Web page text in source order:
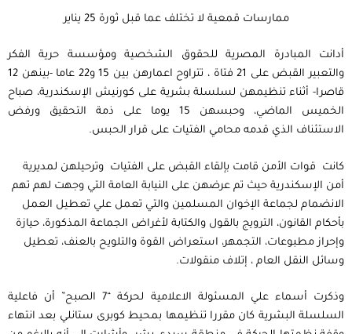
ممارسات قمعية لا تختلف عما قبل ثورة 25 يناير
أدانت المبادرة المصرية للحقوق الشخصية ومؤسسة حرية الفكر
والتعبير القبض على 21 فتاة ، تتراوح اعمارهن بين 15 و22 عاما -بينهن 12
قاصرا- أثناء تنظيمهن لسلسلة بشرية على كورنيش الإسكندرية، صباح
الخميس الماضي، وحبسهن 15 يوما على ذمة التحقيق ورفض
الاستئناف الذي قدمه محامي الفتيات على قرار الحبس.
كانت قوات الأمن قامت بإلقاء القبض على الفتيات وترحيلهن لمديرية
أمن الإسكندرية حيث تم عرضهن على النيابة العامة التي وجهت لهم تهم
الانضمام لجماعة الإخوان المسلمين والتي تعمل علي تعطيل العمل
بأحكام القانون، الترويج بالقول والكتابة لأغراض الجماعة المذكورة، حيازة
وإحراز مطبوعات، التجمهر، استعراض القوة والتلويح بالعنف، تعطيل
وسائل النقل العام ، إتلاف منقولات.
وذكرت أسماء علي المسئولة الاعلامية لحركة “7 الصبح” أن فاعلية
السلسلة البشرية كان مقررا تنظيمها بمحيط كوبرى ستانلي بعد انتهاء